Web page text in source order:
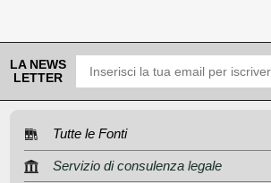
LA NEWS
LETTER
Tutte le Fonti
Servizio di consulenza legale